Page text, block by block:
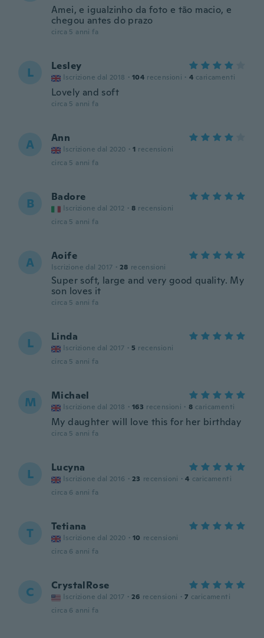
Amei, e igualzinho da foto e tão macio, e
chegou antes do prazo
circa 5 anni fa
L Lesley
Iscrizione dal 2018 · 104 recensioni · 4 caricamenti
Lovely and soft
circa 5 anni fa
A Ann
Iscrizione dal 2020 · 1 recensioni
circa 5 anni fa
B Badore
Iscrizione dal 2012 · 8 recensioni
circa 5 anni fa
A Aoife
Iscrizione dal 2017 · 28 recensioni
Super soft, large and very good quality. My
son loves it
circa 5 anni fa
L Linda
Iscrizione dal 2017 · 5 recensioni
circa 5 anni fa
M Michael
Iscrizione dal 2018 · 163 recensioni · 8 caricamenti
My daughter will love this for her birthday
circa 5 anni fa
L Lucyna
Iscrizione dal 2016 · 23 recensioni · 4 caricamenti
circa 6 anni fa
T Tetiana
Iscrizione dal 2020 · 10 recensioni
circa 6 anni fa
C CrystalRose
Iscrizione dal 2017 · 26 recensioni · 7 caricamenti
circa 6 anni fa